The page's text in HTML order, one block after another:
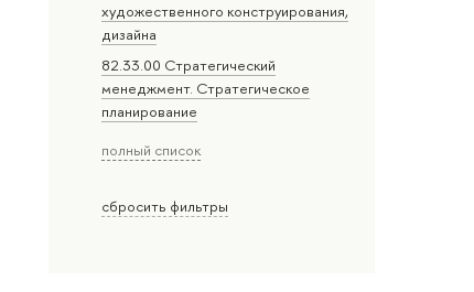
художественного конструирования,
дизайна
82.33.00 Стратегический
менеджмент. Стратегическое
планирование
полный список
сбросить фильтры